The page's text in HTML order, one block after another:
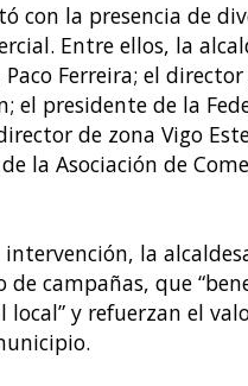
con la presencia de
Entre ellos, la
Ferreira; el
el presidente de la
de zona Vigo
la Asociación de
la
de campañas, que
local” y refuerzan el